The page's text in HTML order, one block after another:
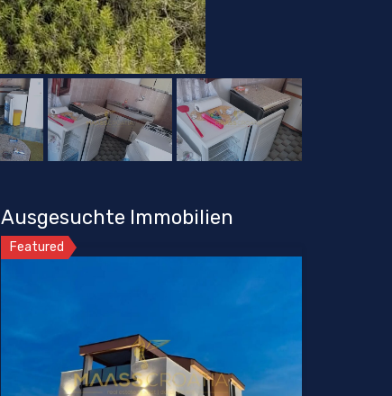
Ausgesuchte Immobilien
Featured